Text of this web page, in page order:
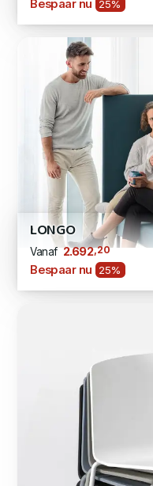
Bespaar nu 25%
LONGO
Vanaf 2.692,20
Bespaar nu 25%